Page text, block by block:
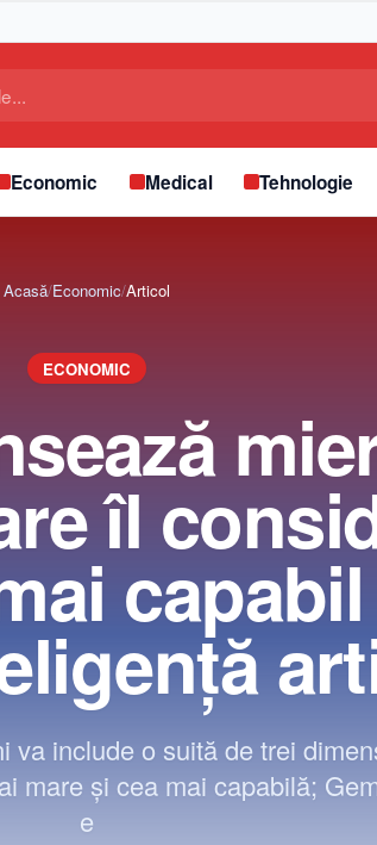
Economic Medical Tehnologie
Acasă/Economic/Articol
ECONOMIC
îl
va include o suită de trei
mare şi cea mai capabilă;
e